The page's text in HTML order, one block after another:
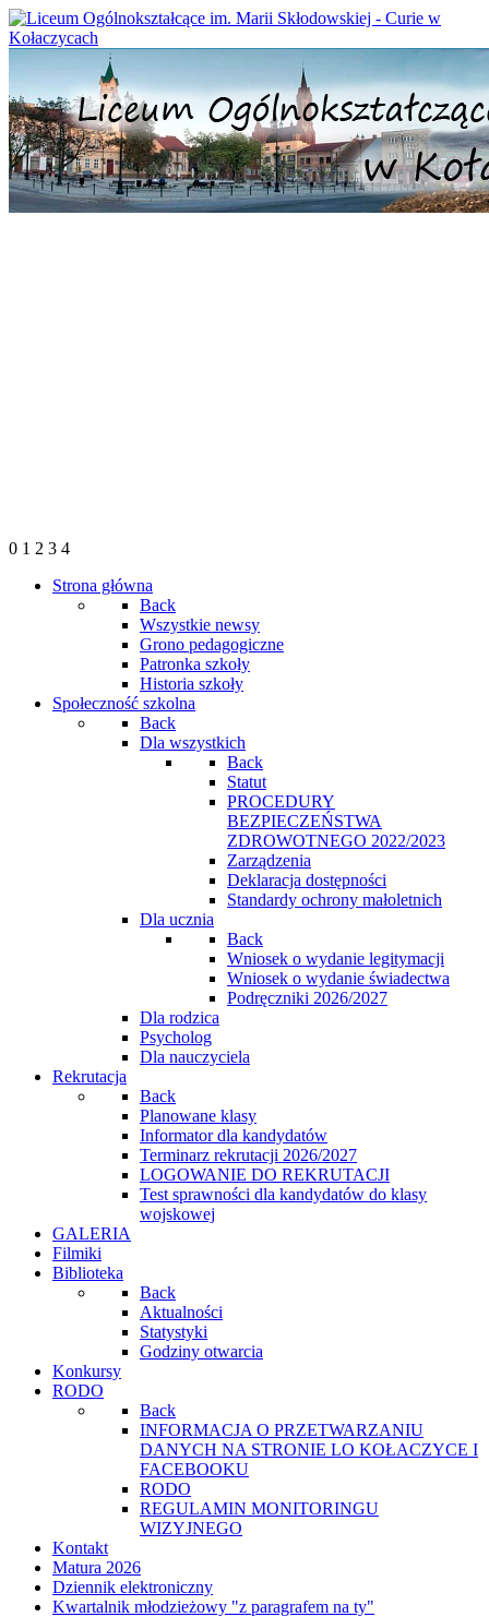
0 1 2 3 4
Strona główna
Back
Wszystkie newsy
Grono pedagogiczne
Patronka szkoły
Historia szkoły
Społeczność szkolna
Back
Dla wszystkich
Back
Statut
PROCEDURY
BEZPIECZEŃSTWA
ZDROWOTNEGO 2022/2023
Zarządzenia
Deklaracja dostępności
Standardy ochrony małoletnich
Dla ucznia
Back
Wniosek o wydanie legitymacji
Wniosek o wydanie świadectwa
Podręczniki 2026/2027
Dla rodzica
Psycholog
Dla nauczyciela
Rekrutacja
Back
Planowane klasy
Informator dla kandydatów
Terminarz rekrutacji 2026/2027
LOGOWANIE DO REKRUTACJI
Test sprawności dla kandydatów do klasy
wojskowej
GALERIA
Filmiki
Biblioteka
Back
Aktualności
Statystyki
Godziny otwarcia
Konkursy
RODO
Back
INFORMACJA O PRZETWARZANIU
DANYCH NA STRONIE LO KOŁACZYCE I
FACEBOOKU
RODO
REGULAMIN MONITORINGU
WIZYJNEGO
Kontakt
Matura 2026
Dziennik elektroniczny
Kwartalnik młodzieżowy "z paragrafem na ty"